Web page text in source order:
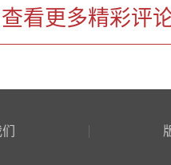
高荣誉的奖
看更多精彩评